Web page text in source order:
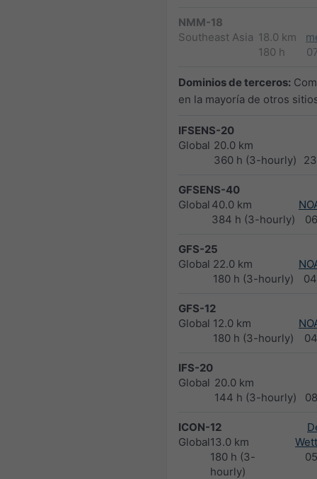
NMM-18
Southeast Asia 18.0 km
180 h
Dominios de terceros:
en la mayoría de otros
IFSENS-20
Global 20.0 km
360 h (3-hourly)
GFSENS-40
Global 40.0 km
384 h (3-hourly)
GFS-25
Global 22.0 km
180 h (3-hourly)
GFS-12
Global 12.0 km
180 h (3-hourly)
IFS-20
Global 20.0 km
144 h (3-hourly)
ICON-12
Global13.0 km
180 h (3-
hourly)